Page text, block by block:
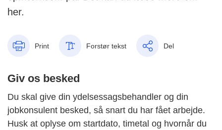
her.
Print Forstør tekst Del
Giv os besked
Du skal give din ydelsessagsbehandler og din
jobkonsulent besked, så snart du har fået arbejde.
Husk at oplyse om startdato, timetal og hvornår du